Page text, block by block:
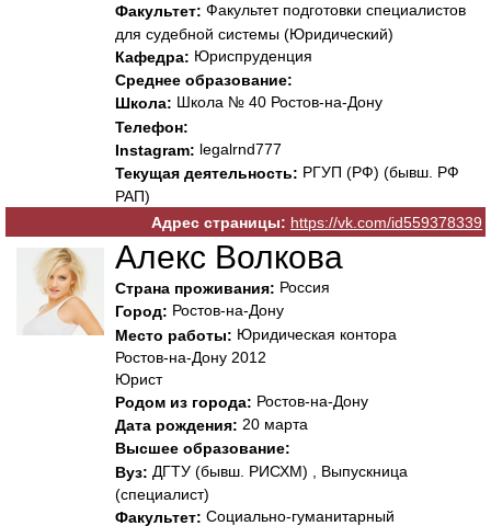
Факультет: Факультет подготовки специалистов
для судебной системы (Юридический)
Кафедра: Юриспруденция
Среднее образование:
Школа: Школа № 40 Ростов-на-Дону
Телефон:
Instagram: legalrnd777
Текущая деятельность: РГУП (РФ) (бывш. РФ
РАП)
Адрес страницы: https://vk.com/id559378339
Алекс Волкова
Страна проживания: Россия
Город: Ростов-на-Дону
Место работы: Юридическая контора
Ростов-на-Дону 2012
Юрист
Родом из города: Ростов-на-Дону
Дата рождения: 20 марта
Высшее образование:
Вуз: ДГТУ (бывш. РИСХМ) , Выпускница
(специалист)
Факультет: Социально-гуманитарный